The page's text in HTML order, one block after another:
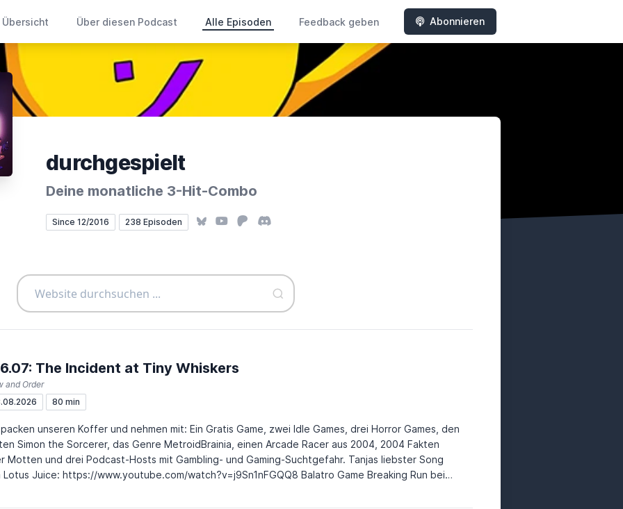
Übersicht Über diesen Podcast Alle Episoden Feedback geben Abonnieren
durchgespielt
Deine monatliche 3-Hit-Combo
Since 12/2016 238 Episoden BlueskyYouTube
PatreonDiscord
The Incident at Tiny Whiskers
and Order
80 min
unseren Koffer und nehmen mit: Ein Gratis Game, zwei Idle Games, drei Horror Games, den
Simon the Sorcerer, das Genre MetroidBrainia, einen Arcade Racer aus 2004, 2004 Fakten
Motten und drei Podcast-Hosts mit Gambling- und Gaming-Suchtgefahr. Tanjas liebster Song
Juice: https://www.youtube.com/watch?v=j9Sn1nFGQQ8 Balatro Game Breaking Run bei
(PC, 2025, ~7h) The Incident at Galley House (PC, 2026, ~7h) Wires And Whiskers (PC, 2025,